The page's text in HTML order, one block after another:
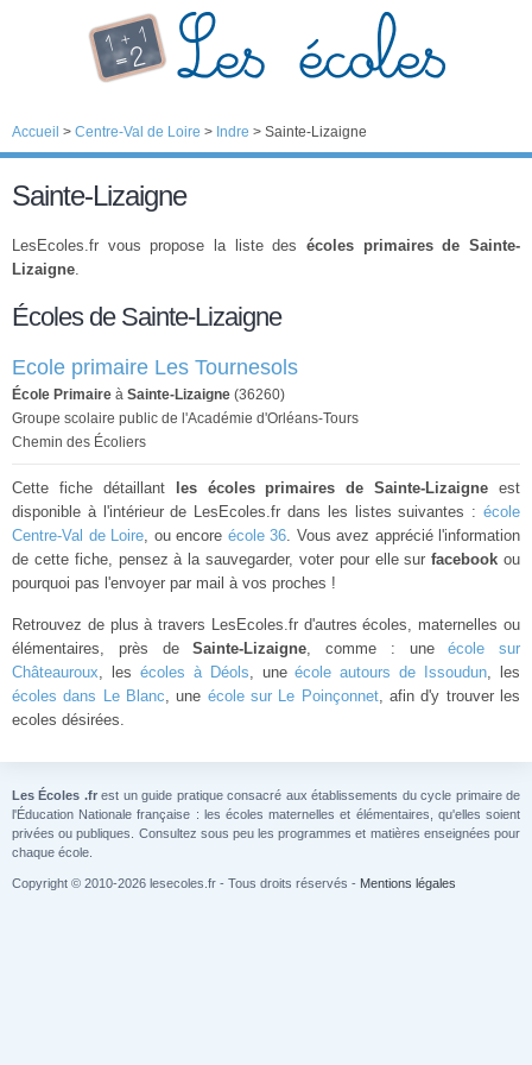
Accueil > Centre-Val de Loire > Indre > Sainte-Lizaigne
Sainte-Lizaigne
LesEcoles.fr vous propose la liste des écoles primaires de Sainte-
Lizaigne.
Écoles de Sainte-Lizaigne
Ecole primaire Les Tournesols
École Primaire à Sainte-Lizaigne (36260)
Groupe scolaire public de l'Académie d'Orléans-Tours
Chemin des Écoliers
Cette fiche détaillant les écoles primaires de Sainte-Lizaigne est
disponible à l'intérieur de LesEcoles.fr dans les listes suivantes : école
Centre-Val de Loire, ou encore école 36. Vous avez apprécié l'information
de cette fiche, pensez à la sauvegarder, voter pour elle surfacebook ou
pourquoi pas l'envoyer par mail à vos proches !
Retrouvez de plus à travers LesEcoles.fr d'autres écoles, maternelles ou
élémentaires, près deSainte-Lizaigne, comme : uneécole sur
Châteauroux, les écoles à Déols, uneécole autours de Issoudun, les
écoles dans Le Blanc, une école sur Le Poinçonnet, afin d'y trouver les
ecoles désirées.
Les Écoles .frest un guide pratique consacré aux établissements du cycle primaire de
l'Éducation Nationale française : les écoles maternelles et élémentaires, qu'elles soient
privées ou publiques. Consultez sous peu les programmes et matières enseignées pour
chaque école.
Copyright © 2010-2026 lesecoles.fr - Tous droits réservés - Mentions légales